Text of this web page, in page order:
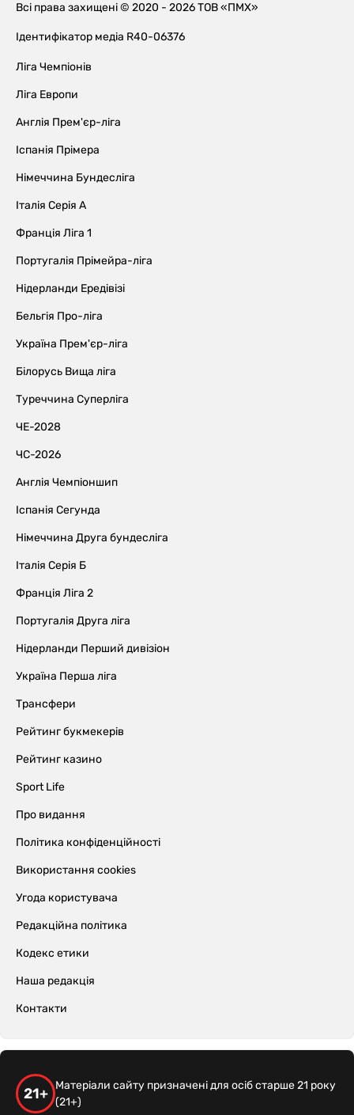
Всі права захищені © 2020 - 2026 ТОВ «ПМХ»
Ідентифікатор медіа R40-06376
Ліга Чемпіонів
Ліга Европи
Англія Прем'єр-ліга
Іспанія Прімера
Німеччина Бундесліга
Італія Серія А
Франція Ліга 1
Португалія Прімейра-ліга
Нідерланди Ередівізі
Бельгія Про-ліга
Україна Прем'єр-ліга
Білорусь Вища ліга
Туреччина Суперліга
ЧЕ-2028
ЧС-2026
Англія Чемпіоншип
Іспанія Сегунда
Німеччина Друга бундесліга
Італія Серія Б
Франція Ліга 2
Португалія Друга ліга
Нідерланди Перший дивізіон
Україна Перша ліга
Трансфери
Рейтинг букмекерів
Рейтинг казино
Sport Life
Про видання
Політика конфіденційності
Використання cookies
Угода користувача
Редакційна політика
Кодекс етики
Наша редакція
Контакти
21+
Матеріали сайту призначені для осіб старше 21 року
(21+)